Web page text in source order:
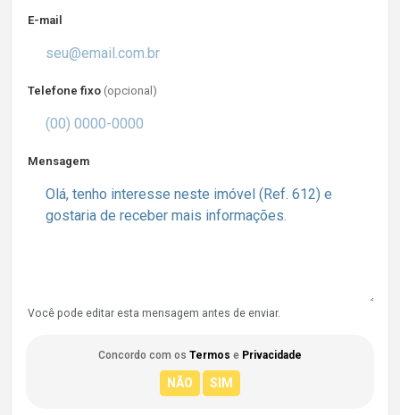
E-mail
Telefone fixo (opcional)
Mensagem
Você pode editar esta mensagem antes de enviar.
Concordo com os Termos e Privacidade